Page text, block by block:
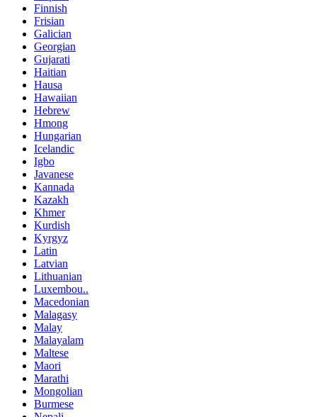
Finnish
Frisian
Galician
Georgian
Gujarati
Haitian
Hausa
Hawaiian
Hebrew
Hmong
Hungarian
Icelandic
Igbo
Javanese
Kannada
Kazakh
Khmer
Kurdish
Kyrgyz
Latin
Latvian
Lithuanian
Luxembou..
Macedonian
Malagasy
Malay
Malayalam
Maltese
Maori
Marathi
Mongolian
Burmese